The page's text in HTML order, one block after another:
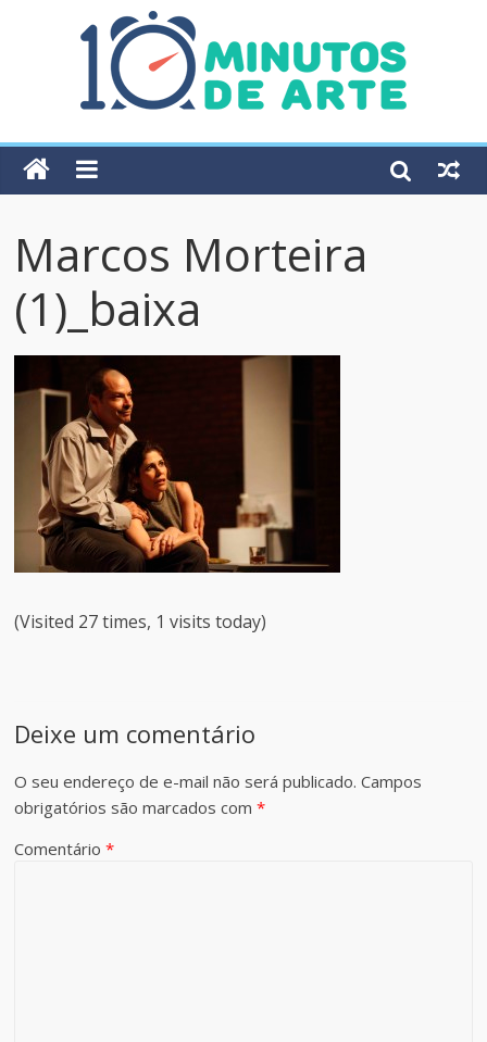
Marcos Morteira
(1)_baixa
(Visited 27 times, 1 visits today)
Deixe um comentário
O seu endereço de e-mail não será publicado. Campos
obrigatórios são marcados com*
Comentário*